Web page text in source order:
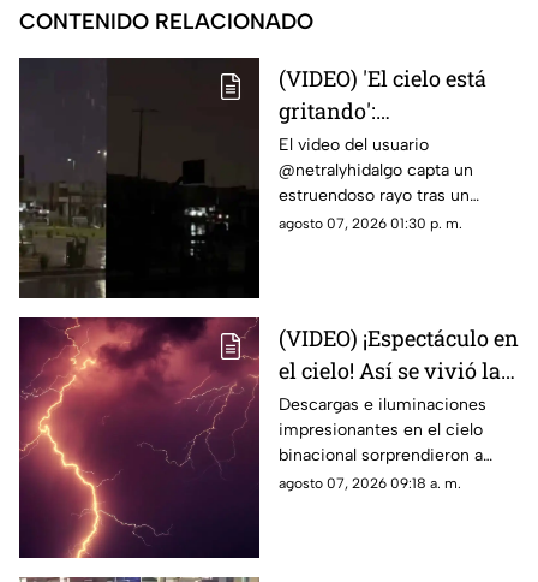
CONTENIDO RELACIONADO
(VIDEO) 'El cielo está
gritando':
Impresionante sonido
durante un trueno en
Ciudad Juárez causa
asombro
El video del usuario
@netralyhidalgo capta un
estruendoso rayo tras un
momento de calma,
agosto 07, 2026 01:30 p. m.
(VIDEO) ¡Espectáculo en
el cielo! Así se vivió la
tormenta eléctrica de
este jueves en Ciudad
Juárez
Descargas e iluminaciones
impresionantes en el cielo
binacional sorprendieron a
residentes de Ciudad Juárez y
agosto 07, 2026 09:18 a. m.